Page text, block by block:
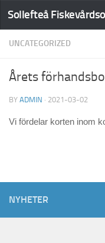
Sollefteå
UNCATEGORIZED
Årets
BY ADMIN · 2021-03-02
Vi fördelar korten inom
NYHETER